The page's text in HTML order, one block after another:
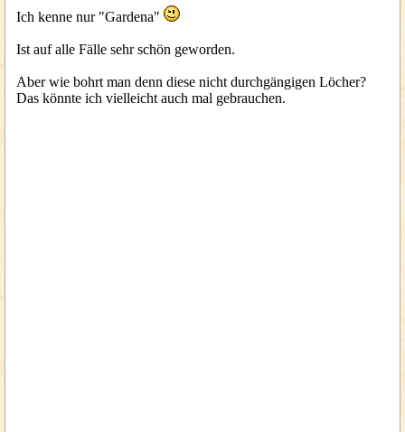
Ich kenne nur "Gardena"
Ist auf alle Fälle sehr schön geworden.
Aber wie bohrt man denn diese nicht durchgängigen Löcher?
Das könnte ich vielleicht auch mal gebrauchen.